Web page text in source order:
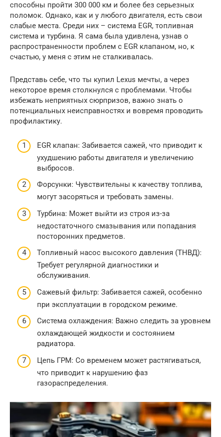
способны пройти 300 000 км и более без серьезных
поломок. Однако, как и у любого двигателя, есть свои
слабые места. Среди них – система EGR, топливная
система и турбина. Я сама была удивлена, узнав о
распространенности проблем с EGR клапаном, но, к
счастью, у меня с этим не сталкивалась.
Представь себе, что ты купил Lexus мечты, а через
некоторое время столкнулся с проблемами. Чтобы
избежать неприятных сюрпризов, важно знать о
потенциальных неисправностях и вовремя проводить
профилактику.
EGR клапан: Забивается сажей, что приводит к
ухудшению работы двигателя и увеличению
выбросов.
Форсунки: Чувствительны к качеству топлива,
могут засоряться и требовать замены.
Турбина: Может выйти из строя из-за
недостаточного смазывания или попадания
посторонних предметов.
Топливный насос высокого давления (ТНВД):
Требует регулярной диагностики и
обслуживания.
Сажевый фильтр: Забивается сажей, особенно
при эксплуатации в городском режиме.
Система охлаждения: Важно следить за уровнем
охлаждающей жидкости и состоянием
радиатора.
Цепь ГРМ: Со временем может растягиваться,
что приводит к нарушению фаз
газораспределения.